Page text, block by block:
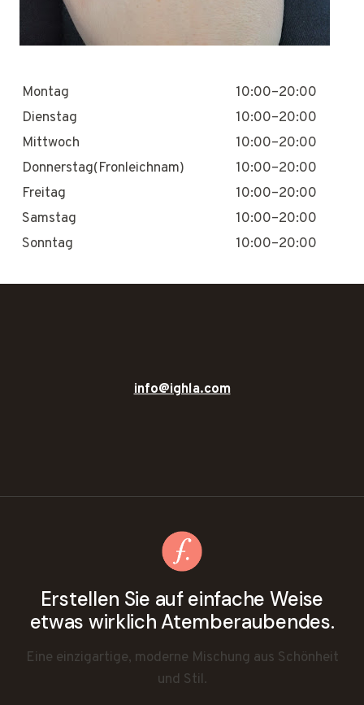
Montag
10:00–20:00
Dienstag
10:00–20:00
Mittwoch
10:00–20:00
Donnerstag(Fronleichnam)
10:00–20:00
Freitag
10:00–20:00
Samstag
10:00–20:00
Sonntag
10:00–20:00
info@ighla.com
Erstellen Sie auf einfache Weise
etwas wirklich Atemberaubendes.
Eine einzigartige, moderne Mischung aus Schönheit
und Stil.